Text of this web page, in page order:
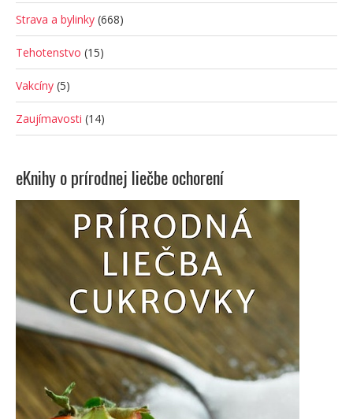
Strava a bylinky (668)
Tehotenstvo (15)
Vakcíny (5)
Zaujímavosti (14)
eKnihy o prírodnej liečbe ochorení